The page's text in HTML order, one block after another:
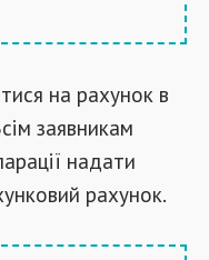
на рахунок в
заявникам
надати
рахунок.